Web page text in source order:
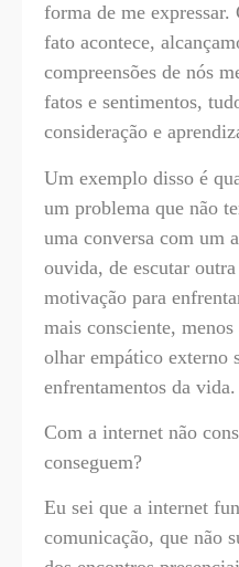
forma de me
fato acontece,
compreensões de nós
fatos e sentimentos,
consideração e
Um exemplo disso é
um problema que não
uma conversa com um
ouvida, de escutar
motivação para
mais consciente,
olhar empático externo
enfrentamentos da vida.
Com a internet não
conseguem?
Eu sei que a internet
comunicação, que não